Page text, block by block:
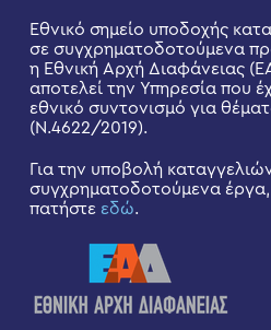
Εθνικό σημείο υποδοχής
σε συγχρηματοδοτούμενα
η Εθνική Αρχή Διαφάνειας
αποτελεί την Υπηρεσία που
εθνικό συντονισμό για
(Ν.4622/2019).
Για την υποβολή
συγχρηματοδοτούμενα
πατήστε εδώ.